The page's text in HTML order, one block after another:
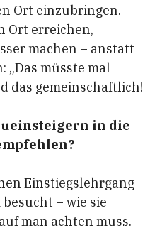
Ort einzubringen.
Ort erreichen,
machen – anstatt
„Das müsste mal
das gemeinschaftlich!
in die
Einstiegslehrgang
– wie sie
man achten muss.